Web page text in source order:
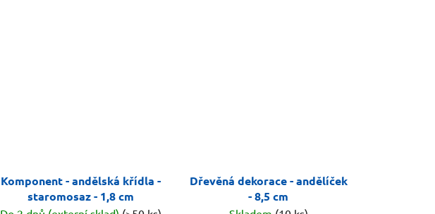
Komponent - andělská křídla -
staromosaz - 1,8 cm
Dřevěná dekorace - andělíček
- 8,5 cm